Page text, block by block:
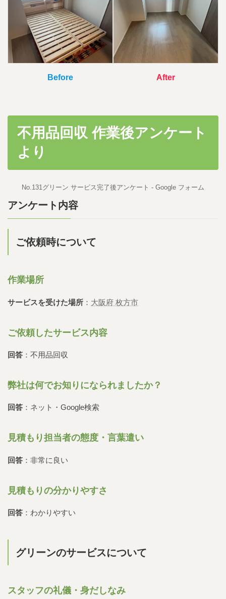
Before After
不用品回収 作業後アンケート
より
No.131グリーン サービス完了後アンケート - Google フォーム
アンケート内容
ご依頼時について
作業場所
サービスを受けた場所 ： 大阪府 枚方市
ご依頼したサービス内容
回答 ：不用品回収
弊社は何でお知りになられましたか？
回答 ：ネット・Google検索
見積もり担当者の態度・言葉遣い
回答 ：非常に良い
見積もりの分かりやすさ
回答 ：わかりやすい
グリーンのサービスについて
スタッフの礼儀・身だしなみ